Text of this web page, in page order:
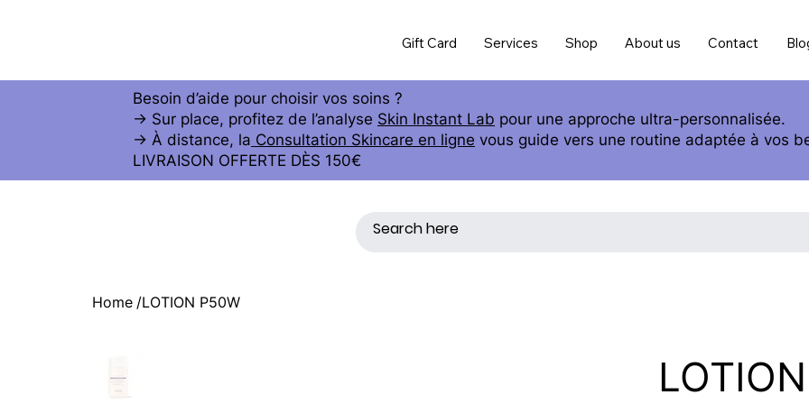
Gift Card Services Shop About us Contact
AE S THETIC
Home /LOTION P50W
Besoin d’aide pour choisir vos soins ?
→ Sur place, profitez de l’analyse Skin Instant Lab pour une approche ultra-personnalisée.
→ À distance, la Consultation Skincare en ligne vous guide vers une routine adaptée à vos
LIVRAISON OFFERTE DÈS 150€